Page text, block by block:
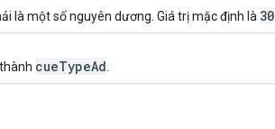
là một số nguyên dương. Giá trị mặc định là 30
cueTypeAd